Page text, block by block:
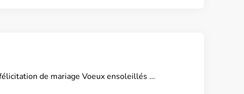
de mariage Voeux ensoleillés …